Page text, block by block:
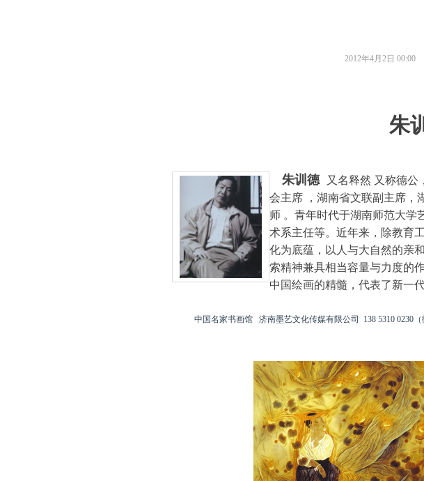
朱
朱训德
又名释然 又称德公
会主席 ，湖南省文联副主席，
师 。青年时代于湖南师范大学
术系主任等。近年来，除教育
化为底蕴，以人与大自然的亲
索精神兼具相当容量与力度的
中国绘画的精髓，代表了新一
中国名家书画馆 济南墨艺文化传媒有限公司 138 5310 0230（
2012年4月2日 00:00